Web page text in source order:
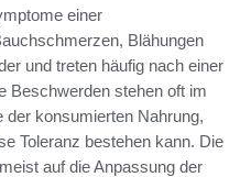
einer
Blähungen
und treten häufig nach einer
Beschwerden stehen oft im
konsumierten Nahrung,
Toleranz bestehen kann. Die
auf die Anpassung der